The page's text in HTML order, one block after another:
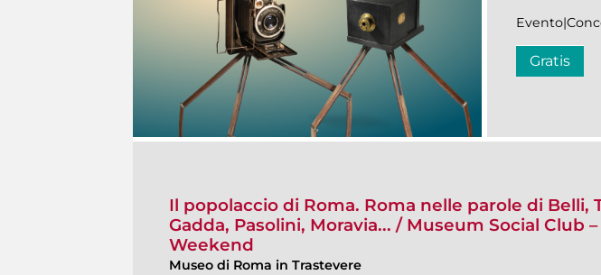
Gratis
Il popolaccio di Roma. Roma nelle parole di Belli,
Gadda, Pasolini, Moravia... / Museum Social Club
Weekend
Museo di Roma in Trastevere